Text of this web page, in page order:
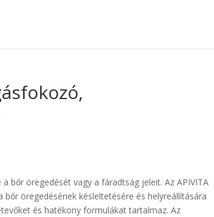
bőr öregedését vagy a fáradtság jeleit. Az APIVITA
öregedésének késleltetésére és helyreállítására
és hatékony formulákat tartalmaz. Az